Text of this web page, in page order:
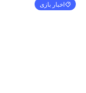
اخبار بازی